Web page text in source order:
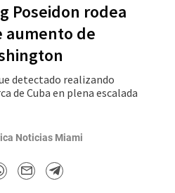
Poseidon rodea
aumento de
detectado realizando
de Cuba en plena escalada
Noticias Miami